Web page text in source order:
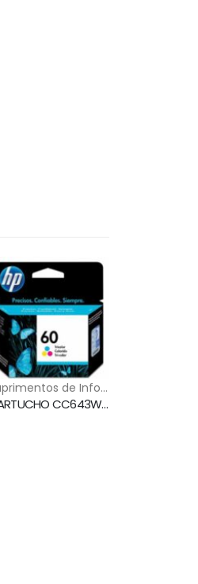
⁠Suprimentos de Informática
CARTUCHO CC643WL (60) COLOR HP